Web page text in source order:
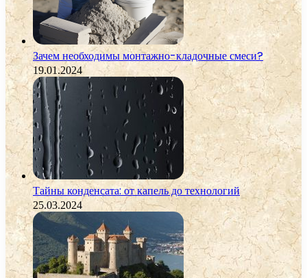
Зачем необходимы монтажно-кладочные смеси?
19.01.2024
Тайны конденсата: от капель до технологий
25.03.2024